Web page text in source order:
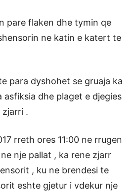
pare flaken dhe tymin qe
ne katin e katert te
para dyshohet se gruaja ka
asfiksia dhe plaget e djegies
.
rreth ores 11:00 ne rrugen
ne nje pallat , ka rene zjarr
, ku ne brendesi te
eshte gjetur i vdekur nje